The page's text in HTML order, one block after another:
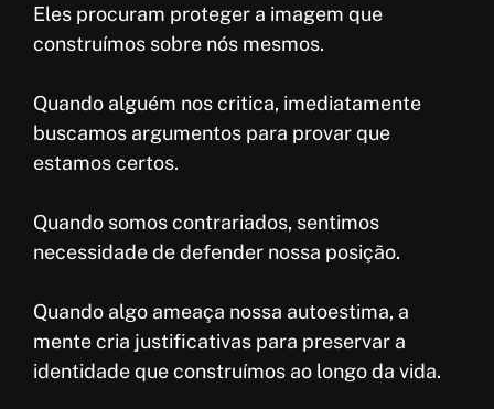
Eles procuram proteger a imagem que
construímos sobre nós mesmos.
Quando alguém nos critica, imediatamente
buscamos argumentos para provar que
estamos certos.
Quando somos contrariados, sentimos
necessidade de defender nossa posição.
Quando algo ameaça nossa autoestima, a
mente cria justificativas para preservar a
identidade que construímos ao longo da vida.